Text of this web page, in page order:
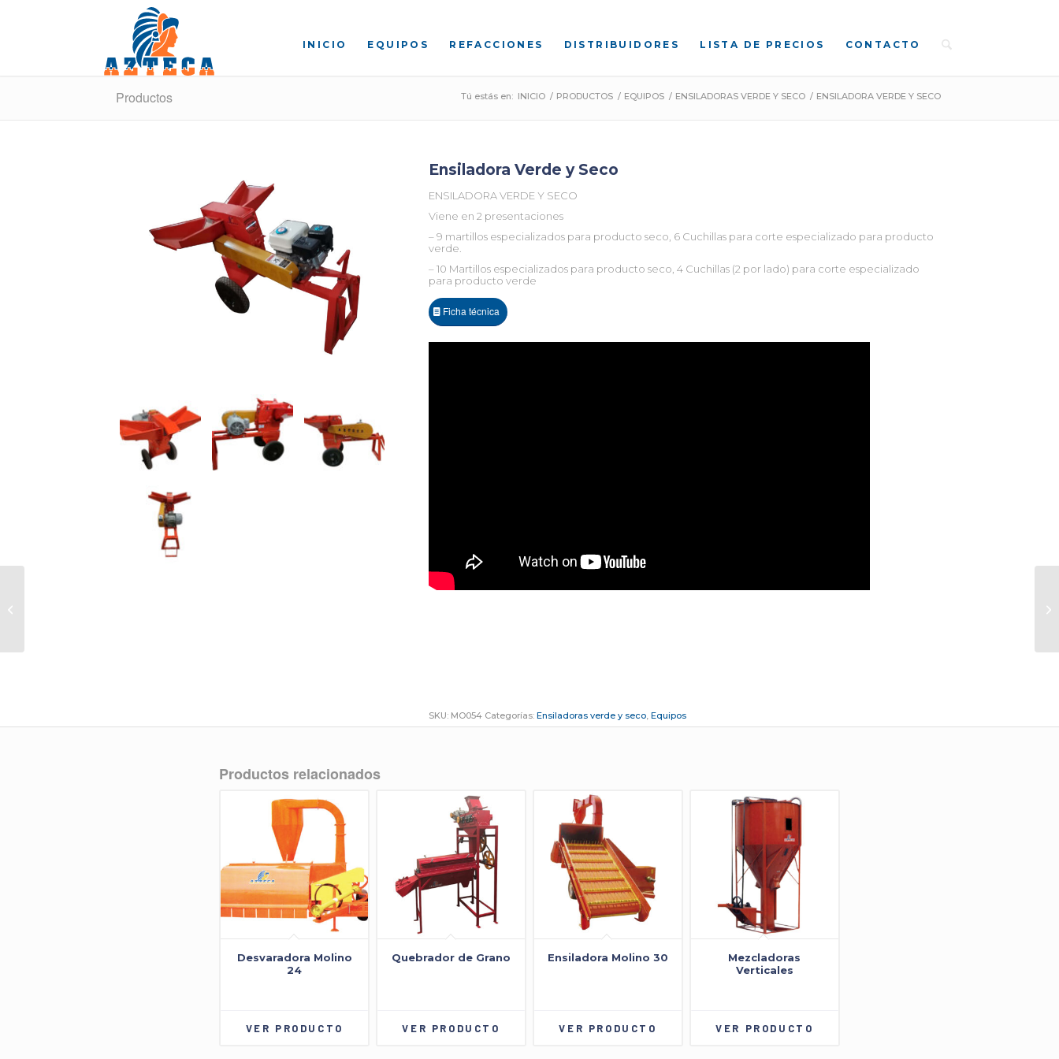
INICIO EQUIPOS REFACCIONES DISTRIBUIDORES LISTA DE PRECIOS CONTACTO
Productos Tú estás en: INICIO / PRODUCTOS / EQUIPOS / ENSILADORAS VERDE Y SECO / ENSILADORA VERDE Y SECO
Ensiladora Verde y Seco
ENSILADORA VERDE Y SECO
Viene en 2 presentaciones
– 9 martillos especializados para producto seco, 6 Cuchillas para corte especializado para producto
verde.
– 10 Martillos especializados para producto seco, 4 Cuchillas (2 por lado) para corte especializado
para producto verde
Ficha técnica
SKU: MO054 Categorías: Ensiladoras verde y seco, Equipos
Productos relacionados
Desvaradora Molino
24
VER PRODUCTO
Quebrador de Grano
VER PRODUCTO
Ensiladora Molino 30
VER PRODUCTO
Mezcladoras
Verticales
VER PRODUCTO